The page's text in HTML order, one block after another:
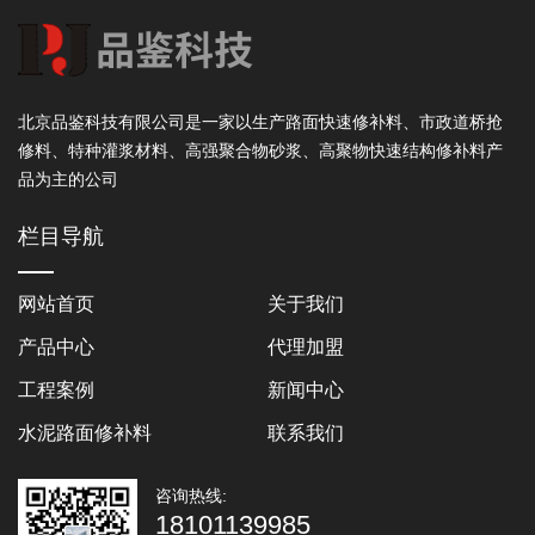
北京品鉴科技有限公司是一家以生产路面快速修补料、市政道桥抢
修料、特种灌浆材料、高强聚合物砂浆、高聚物快速结构修补料产
品为主的公司
栏目导航
网站首页 关于我们
产品中心 代理加盟
工程案例 新闻中心
水泥路面修补料 联系我们
咨询热线:
18101139985